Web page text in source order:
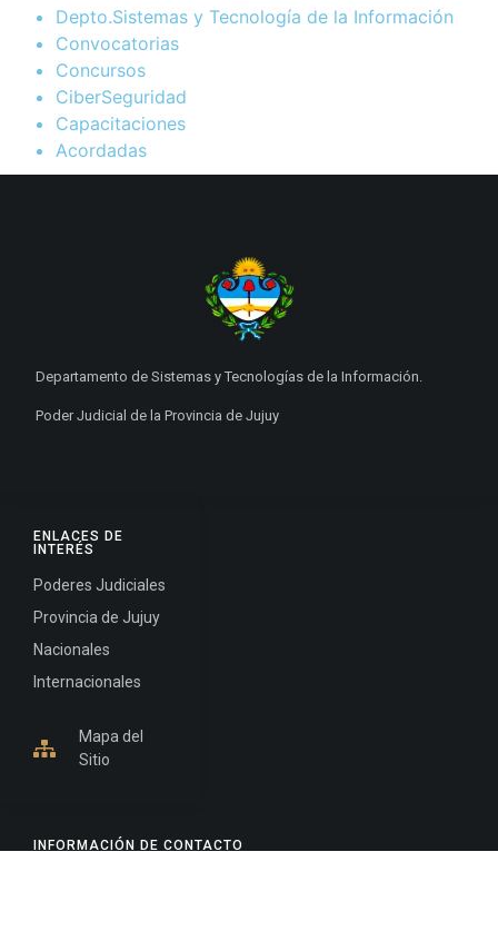
Depto.Sistemas y Tecnología de la Información
Convocatorias
Concursos
CiberSeguridad
Capacitaciones
Acordadas
INFORMACIÓN DE CONTACTO
ENLACES DE
INTERÉS
Poderes Judiciales
Provincia de Jujuy
Nacionales
Internacionales
Mapa del
Sitio
Departamento de Sistemas y Tecnologías de la Información.
Poder Judicial de la Provincia de Jujuy